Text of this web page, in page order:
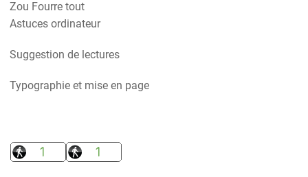
Zou Fourre tout
Astuces ordinateur
Suggestion de lectures
Typographie et mise en page